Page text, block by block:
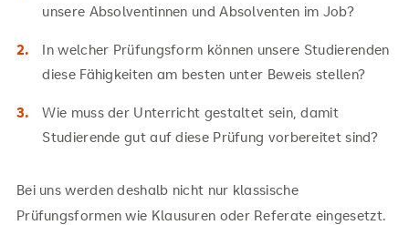
unsere Absolventinnen und Absolventen im Job?
In welcher Prüfungsform können unsere Studierenden
diese Fähigkeiten am besten unter Beweis stellen?
Wie muss der Unterricht gestaltet sein, damit
Studierende gut auf diese Prüfung vorbereitet sind?
Bei uns werden deshalb nicht nur klassische
Prüfungsformen wie Klausuren oder Referate eingesetzt.